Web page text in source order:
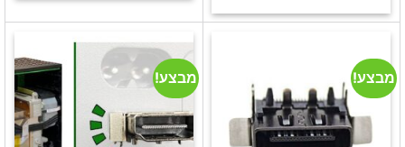
מבצע! מבצע!